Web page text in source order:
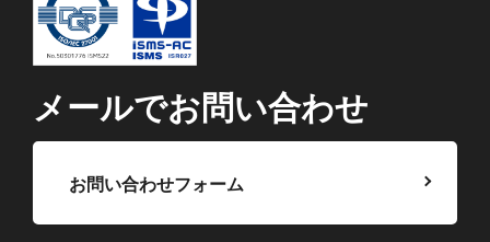
メールでお問い合わせ
お問い合わせフォーム